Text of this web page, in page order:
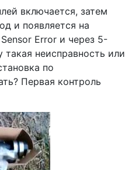
включается, затем
и появляется на
Error и через 5-
неисправность или
по
Первая контроль